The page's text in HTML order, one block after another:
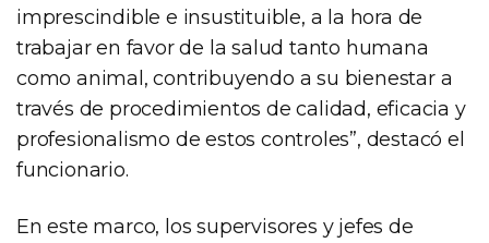
imprescindible e insustituible, a la hora de
trabajar en favor de la salud tanto humana
como animal, contribuyendo a su bienestar a
través de procedimientos de calidad, eficacia y
profesionalismo de estos controles”, destacó el
funcionario.
En este marco, los supervisores y jefes de